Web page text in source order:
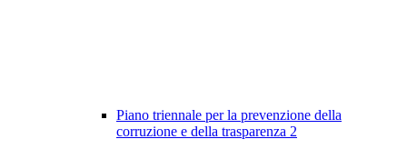
Piano triennale per la prevenzione della
corruzione e della trasparenza 2